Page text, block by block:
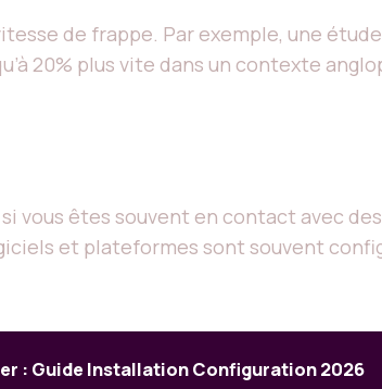
de frappe. Par exemple, une
20% plus vite dans un contexte
êtes souvent en contact avec
et plateformes sont souvent
: Guide Installation Configuration 2026